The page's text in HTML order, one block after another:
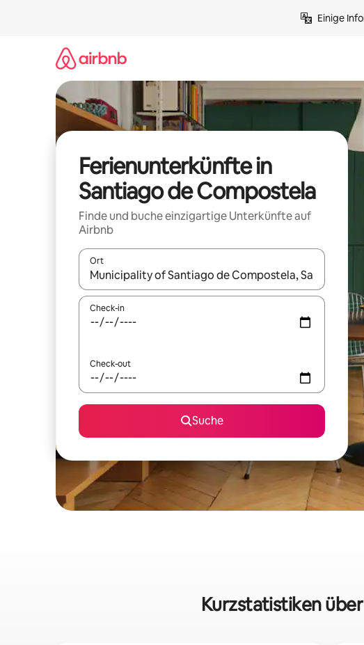
Einige
Ferienunterkünfte in
Santiago de Compostela
Finde und buche einzigartige Unterkünfte auf
Airbnb
Ort
Wenn Ergebnisse verfügbar sind, navigiere mit den
Check-in
Check-out
Suche
Kurzstatistiken